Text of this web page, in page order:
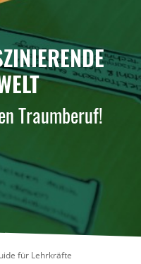
Traumberuf!
für Lehrkräfte